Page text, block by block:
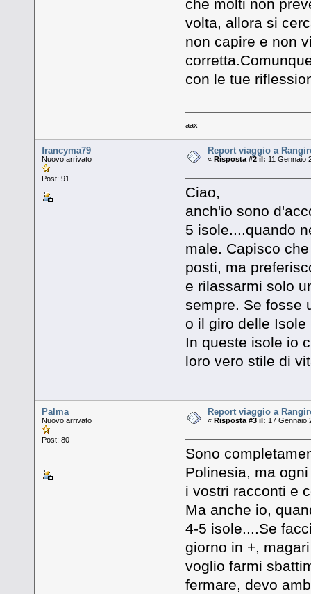
che molti non
volta, allora si
non capire e non
con le tue
aax
francyma79
Nuovo arrivato
Post: 91
Report viaggio a
« Risposta #2 il: 11 Gennaio
Ciao,
anch'io sono
5 isole....quando
male. Capisco
posti, ma
e rilassarmi solo
sempre. Se fosse
o il giro delle
In queste isole io
loro vero stile di
Palma
Nuovo arrivato
Post: 80
Report viaggio a
« Risposta #3 il: 17 Gennaio
Sono
Polinesia, ma
i vostri racconti e
Ma anche io,
4-5 isole....Se
giorno in +,
voglio farmi
fermare, devo